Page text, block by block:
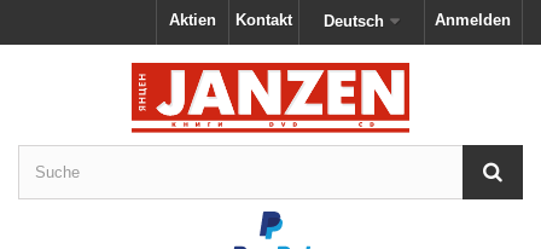
Anmelden
Deutsch
Kontakt
Aktien